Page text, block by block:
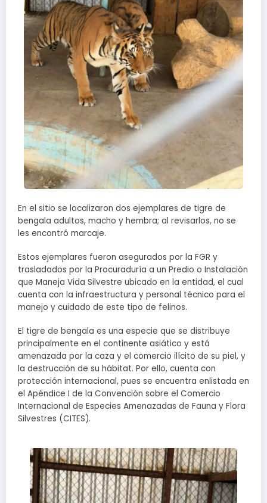
En el sitio se localizaron dos ejemplares de tigre de
bengala adultos, macho y hembra; al revisarlos, no se
les encontró marcaje.
Estos ejemplares fueron asegurados por la FGR y
trasladados por la Procuraduría a un Predio o Instalación
que Maneja Vida Silvestre ubicado en la entidad, el cual
cuenta con la infraestructura y personal técnico para el
manejo y cuidado de este tipo de felinos.
El tigre de bengala es una especie que se distribuye
principalmente en el continente asiático y está
amenazada por la caza y el comercio ilícito de su piel, y
la destrucción de su hábitat. Por ello, cuenta con
protección internacional, pues se encuentra enlistada en
el Apéndice I de la Convención sobre el Comercio
Internacional de Especies Amenazadas de Fauna y Flora
Silvestres (CITES).